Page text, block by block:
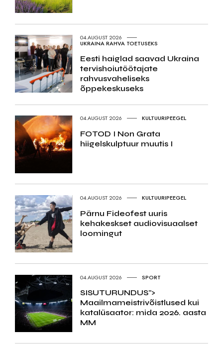
04.AUGUST 2026
UKRAINA RAHVA TOETUSEKS
Eesti haiglad saavad Ukraina
tervishoiutöötajate
rahvusvaheliseks
õppekeskuseks
04.AUGUST 2026 KULTUURIPEEGEL
FOTOD I Non Grata
hiigelskulptuur muutis I
04.AUGUST 2026 KULTUURIPEEGEL
Pärnu Fideofest uuris
kehakeskset audiovisuaalset
loomingut
04.AUGUST 2026 SPORT
SISUTURUNDUS">
Maailmameistrivõistlused kui
katalüsaator: mida 2026. aasta
MM